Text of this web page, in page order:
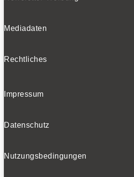
Mediadaten
Rechtliches
Impressum
Datenschutz
Nutzungsbedingungen